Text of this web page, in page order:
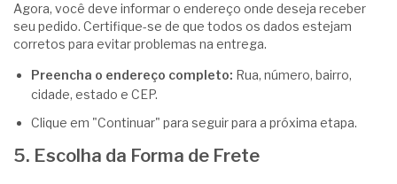
Agora, você deve informar o endereço onde deseja receber
seu pedido. Certifique-se de que todos os dados estejam
corretos para evitar problemas na entrega.
Preencha o endereço completo: Rua, número, bairro,
cidade, estado e CEP.
Clique em "Continuar" para seguir para a próxima etapa.
5. Escolha da Forma de Frete